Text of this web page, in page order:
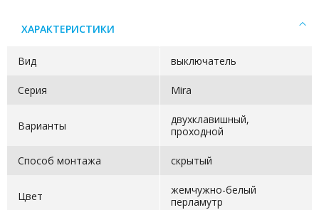
ХАРАКТЕРИСТИКИ
Вид выключатель
Серия Mira
Варианты
двухклавишный,
проходной
Способ монтажа скрытый
Цвет
жемчужно-белый
перламутр